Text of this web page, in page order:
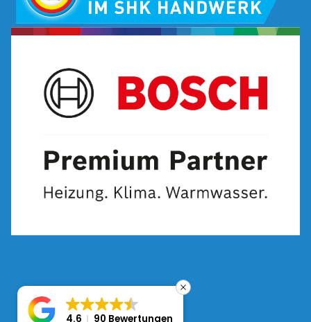
Bild
4.6 90 Bewertungen